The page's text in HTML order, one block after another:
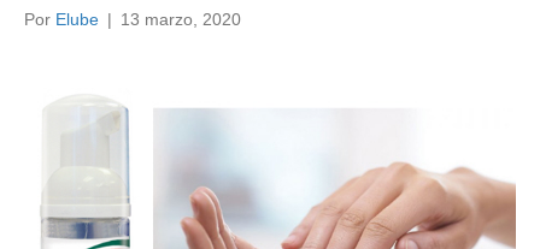
Por Elube | 13 marzo, 2020